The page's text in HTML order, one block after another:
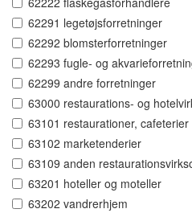
62291 legetøjsforretninger
62292 blomsterforretninger
62293 fugle- og
62299 andre forretninger
63000 restaurations- og
63101 restaurationer, cafeterier
63102 marketenderier
63109 anden
63201 hoteller og moteller
63202 vandrerhjem